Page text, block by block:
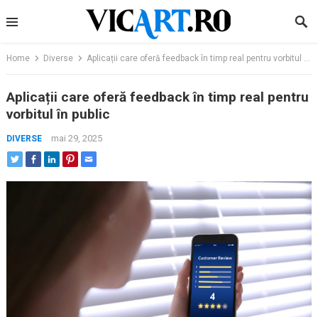
to
Home Diverse Aplicații care oferă feedback în timp real pentru vorbitul în public
Aplicații care oferă feedback în timp real pentru
vorbitul în public
DIVERSE mai 29, 2025